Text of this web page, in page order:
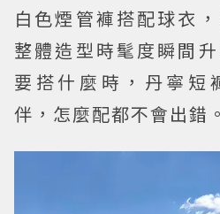
白色煙管褲搭配球衣
整體造型時髦度瞬間
要搭什麼時，丹寧短
伴，怎麼配都不會出錯。